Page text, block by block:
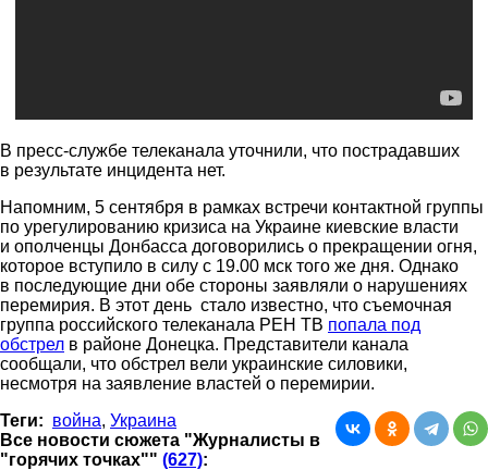
В пресс-службе телеканала уточнили, что пострадавших
в результате инцидента нет.
Напомним, 5 сентября в рамках встречи контактной группы
по урегулированию кризиса на Украине киевские власти
и ополченцы Донбасса договорились о прекращении огня,
которое вступило в силу с 19.00 мск того же дня. Однако
в последующие дни обе стороны заявляли о нарушениях
перемирия. В этот день стало известно, что съемочная
группа российского телеканала РЕН ТВ попала под
обстрел в районе Донецка. Представители канала
сообщали, что обстрел вели украинские силовики,
несмотря на заявление властей о перемирии.
Теги: война, Украина
Все новости сюжета "Журналисты в
"горячих точках"" (627):